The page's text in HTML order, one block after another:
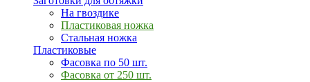
На гвоздике
Пластиковая ножка
Стальная ножка
Пластиковые
Фасовка по 50 шт.
Фасовка от 250 шт.